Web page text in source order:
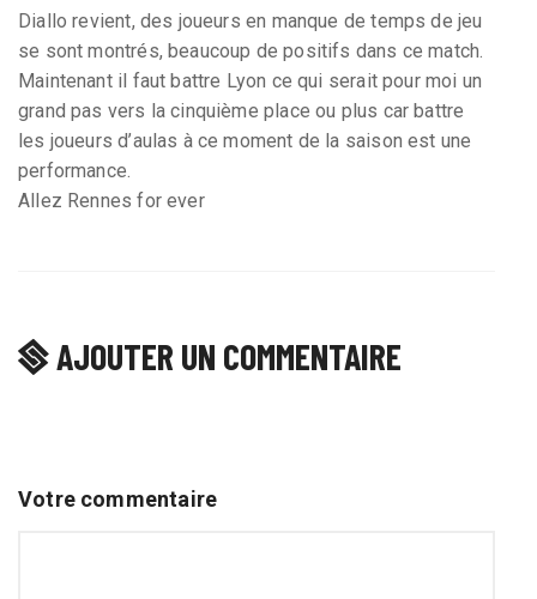
Diallo revient, des joueurs en manque de temps de jeu
se sont montrés, beaucoup de positifs dans ce match.
Maintenant il faut battre Lyon ce qui serait pour moi un
grand pas vers la cinquième place ou plus car battre
les joueurs d’aulas à ce moment de la saison est une
performance.
Allez Rennes for ever
AJOUTER UN COMMENTAIRE
Votre commentaire